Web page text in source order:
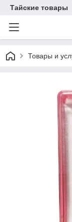
Тайские товары
Товары и